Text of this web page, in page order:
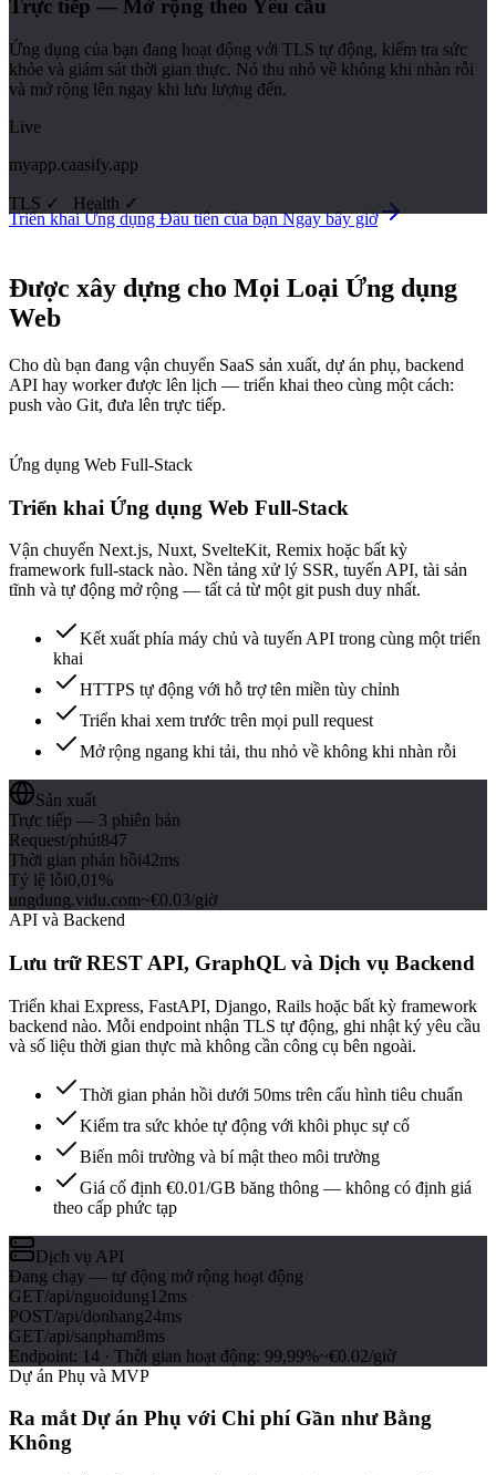
Trực tiếp — Mở rộng theo Yêu cầu
Ứng dụng của bạn đang hoạt động với TLS tự động, kiểm tra sức
khỏe và giám sát thời gian thực. Nó thu nhỏ về không khi nhàn rỗi
và mở rộng lên ngay khi lưu lượng đến.
Live
myapp.caasify.app
TLS ✓ Health ✓
Triển khai Ứng dụng Đầu tiên của bạn Ngay bây giờ
Được xây dựng cho Mọi Loại Ứng dụng
Web
Cho dù bạn đang vận chuyển SaaS sản xuất, dự án phụ, backend
API hay worker được lên lịch — triển khai theo cùng một cách:
push vào Git, đưa lên trực tiếp.
Ứng dụng Web Full-Stack
Triển khai Ứng dụng Web Full-Stack
Vận chuyển Next.js, Nuxt, SvelteKit, Remix hoặc bất kỳ
framework full-stack nào. Nền tảng xử lý SSR, tuyến API, tài sản
tĩnh và tự động mở rộng — tất cả từ một git push duy nhất.
Kết xuất phía máy chủ và tuyến API trong cùng một triển
khai
HTTPS tự động với hỗ trợ tên miền tùy chỉnh
Triển khai xem trước trên mọi pull request
Mở rộng ngang khi tải, thu nhỏ về không khi nhàn rỗi
Sản xuất
Trực tiếp — 3 phiên bản
Request/phút847
Thời gian phản hồi42ms
Tỷ lệ lỗi0,01%
ungdung.vidu.com~€0.03/giờ
API và Backend
Lưu trữ REST API, GraphQL và Dịch vụ Backend
Triển khai Express, FastAPI, Django, Rails hoặc bất kỳ framework
backend nào. Mỗi endpoint nhận TLS tự động, ghi nhật ký yêu cầu
và số liệu thời gian thực mà không cần công cụ bên ngoài.
Thời gian phản hồi dưới 50ms trên cấu hình tiêu chuẩn
Kiểm tra sức khỏe tự động với khôi phục sự cố
Biến môi trường và bí mật theo môi trường
Giá cố định €0.01/GB băng thông — không có định giá
theo cấp phức tạp
Dịch vụ API
Đang chạy — tự động mở rộng hoạt động
GET/api/nguoidung12ms
POST/api/donhang24ms
GET/api/sanpham8ms
Endpoint: 14 · Thời gian hoạt động: 99,99%~€0.02/giờ
Dự án Phụ và MVP
Ra mắt Dự án Phụ với Chi phí Gần như Bằng
Không